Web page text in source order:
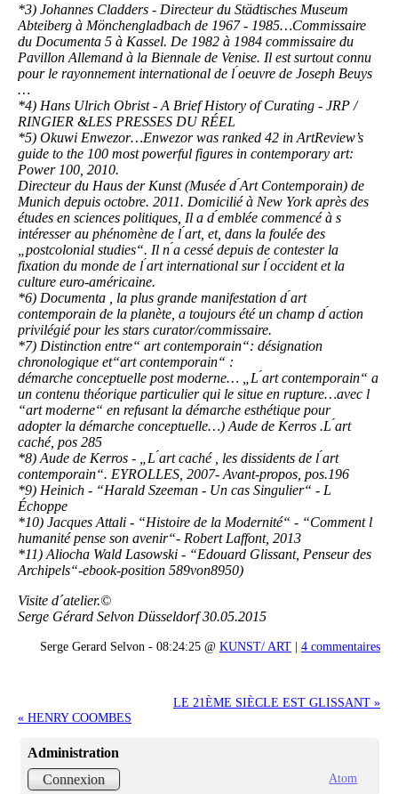
*3) Johannes Cladders - Directeur du Städtisches Museum
Abteiberg à Mönchengladbach de 1967 - 1985…Commissaire
du Documenta 5 à Kassel. De 1982 à 1984 commissaire du
Pavillon Allemand à la Biennale de Venise. Il est surtout connu
pour le rayonnement international de l ́oeuvre de Joseph Beuys
…
*4) Hans Ulrich Obrist - A Brief History of Curating - JRP /
RINGIER &LES PRESSES DU RÉEL
*5) Okuwi Enwezor…Enwezor was ranked 42 in ArtReview’s
guide to the 100 most powerful figures in contemporary art:
Power 100, 2010.
Directeur du Haus der Kunst (Musée d ́Art Contemporain) de
Munich depuis octobre. 2011. Domicilié à New York après des
études en sciences politiques, Il a d ́emblée commencé à s
́intéresser au phénomène de l ́art, et, dans la foulée des
„postcolonial studies“. Il n ́a cessé depuis de contester la
fixation du monde de l ́art international sur l ́occident et la
culture euro-américaine.
*6) Documenta , la plus grande manifestation d ́art
contemporain de la planète, a toujours été un champ d ́action
privilégié pour les stars curator/commissaire.
*7) Distinction entre“ art contemporain“: désignation
chronologique et“art contemporain“ :
démarche conceptuelle post moderne… „L ́art contemporain“ a
un contenu théorique particulier qui le situe en rupture…avec l
́“art moderne“ en refusant la démarche esthétique pour
adopter la démarche conceptuelle…) Aude de Kerros .L ́art
caché, pos 285
*8) Aude de Kerros - „L ́art caché , les dissidents de l ́art
contemporain“. EYROLLES, 2007- Avant-propos, pos.196
*9) Heinich - “Harald Szeeman - Un cas Singulier“ - L
́Échoppe
*10) Jacques Attali - “Histoire de la Modernité“ - “Comment l
́humanité pense son avenir“- Robert Laffont, 2013
*11) Aliocha Wald Lasowski - “Edouard Glissant, Penseur des
Archipels“-ebook-position 589von8950)
Visite d´atelier.©
Serge Gérard Selvon Düsseldorf 30.05.2015
Serge Gerard Selvon - 08:24:25 @ KUNST/ ART | 4 commentaires
LE 21ÈME SIÈCLE EST GLISSANT »
« HENRY COOMBES
Administration
Connexion
Atom